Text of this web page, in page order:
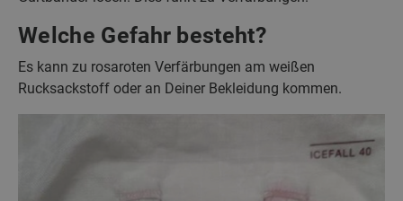
Welche Gefahr besteht?
Es kann zu rosaroten Verfärbungen am weißen
Rucksackstoff oder an Deiner Bekleidung kommen.